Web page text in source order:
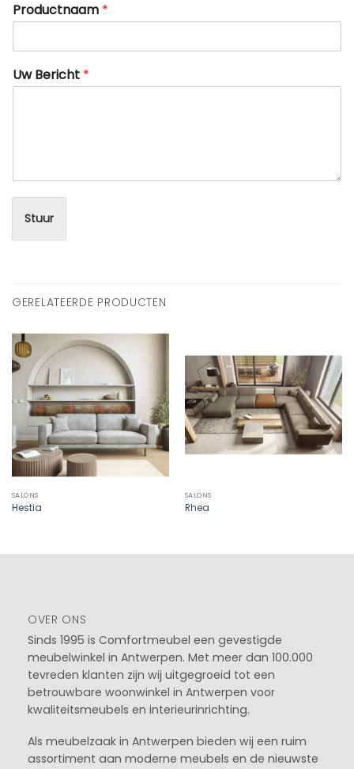
Productnaam *
Uw Bericht *
Stuur
GERELATEERDE PRODUCTEN
SALONS
Hestia
SALONS
Rhea
OVER ONS
Sinds 1995 is Comfortmeubel een gevestigde
meubelwinkel in Antwerpen. Met meer dan 100.000
tevreden klanten zijn wij uitgegroeid tot een
betrouwbare woonwinkel in Antwerpen voor
kwaliteitsmeubels en interieurinrichting.
Als meubelzaak in Antwerpen bieden wij een ruim
assortiment aan moderne meubels en de nieuwste